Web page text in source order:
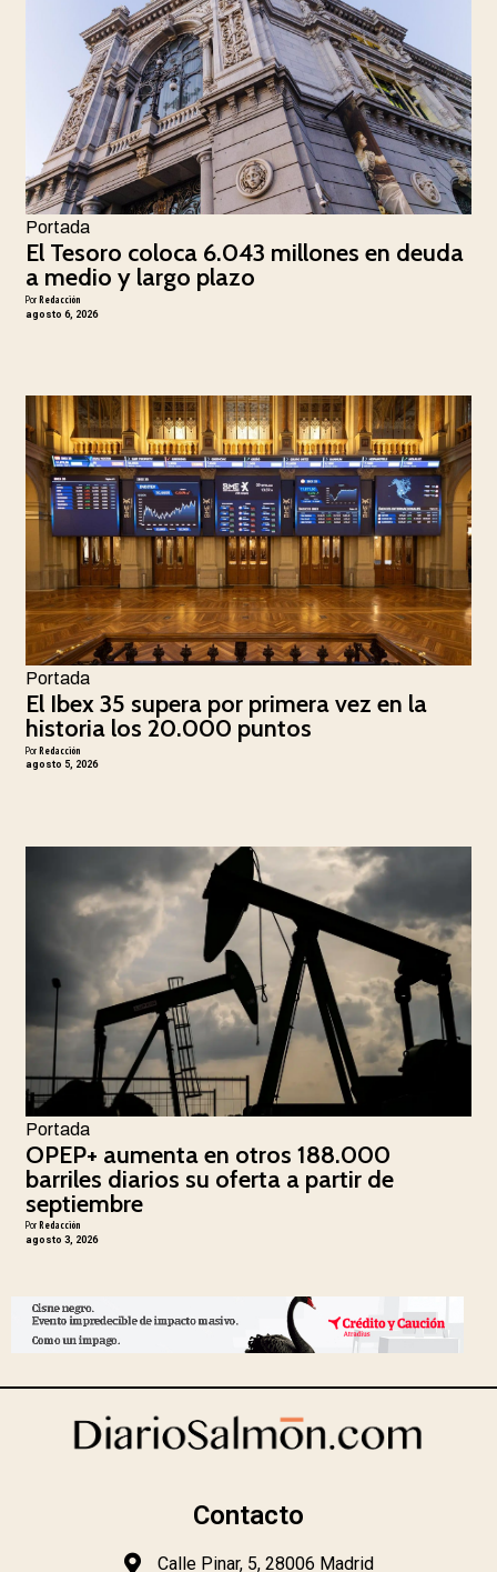
Portada
El Tesoro coloca 6.043 millones en deuda
a medio y largo plazo
PorRedacción
agosto 6, 2026
Portada
El Ibex 35 supera por primera vez en la
historia los 20.000 puntos
PorRedacción
agosto 5, 2026
Portada
OPEP+ aumenta en otros 188.000
barriles diarios su oferta a partir de
septiembre
Por Redacción
agosto 3, 2026
Contacto
Calle Pinar, 5, 28006 Madrid